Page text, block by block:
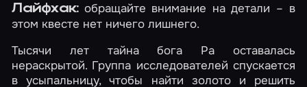
Лайфхак:обращайте внимание на детали – в
этом квесте нет ничего лишнего.
Тысячи лет тайна бога Ра оставалась
нераскрытой. Группа исследователей спускается
в усыпальницу, чтобы найти золото и решить